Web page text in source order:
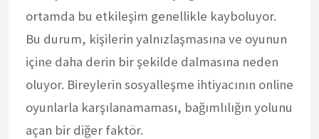
ortamda bu etkileşim genellikle kayboluyor.
Bu durum, kişilerin yalnızlaşmasına ve oyunun
içine daha derin bir şekilde dalmasına neden
oluyor. Bireylerin sosyalleşme ihtiyacının online
oyunlarla karşılanamaması, bağımlılığın yolunu
açan bir diğer faktör.